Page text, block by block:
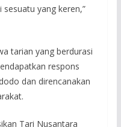
yang keren,”
tarian yang berdurasi
respons
dan direncanakan
Tari Nusantara